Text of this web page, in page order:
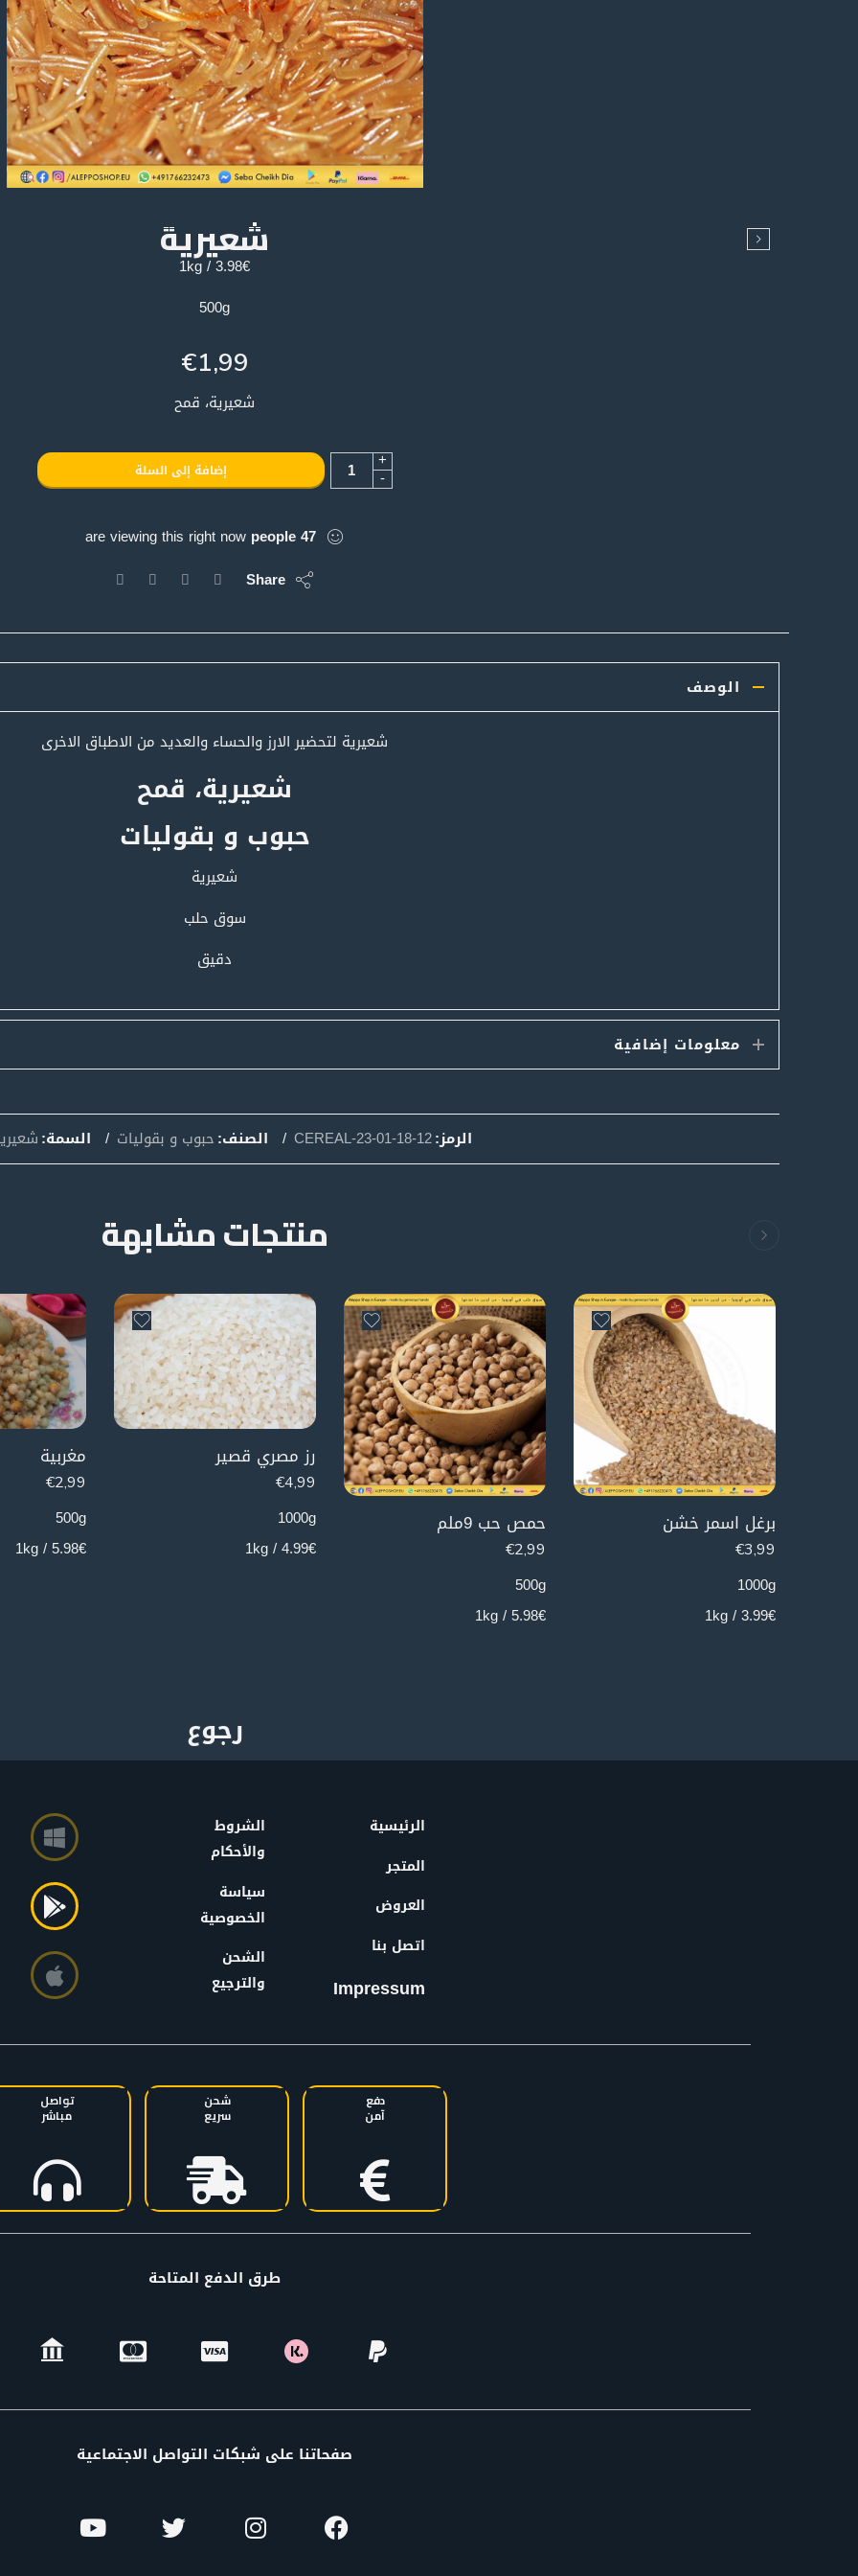
شعيرية
3.98€ / 1kg
500g
€1,99
شعيرية، قمح
+
- إضافة إلى السلة
47
people
are viewing this right now
Share
الوصف
شعيرية لتحضير الارز والحساء والعديد من الاطباق الاخرى
شعيرية، قمح
حبوب و بقوليات
شعيرية
سوق حلب
دقيق
معلومات إضافية
الرمز:CEREAL-23-01-18-12 الصنف:حبوب و بقوليات السمة:
منتجات مشابهة
برغل اسمر خشن
€3,99
1000g
3.99€ / 1kg
حمص حب 9ملم
€2,99
500g
5.98€ / 1kg
رز مصري قصير
€4,99
1000g
4.99€ / 1kg
مغربية
€2,99
500g
5.98€ / 1kg
الرئيسية
المتجر
العروض
اتصل بنا
Impressum
الشروط
والأحكام
سياسة
الخصوصية
الشحن
والترجيع
دفع
آمن
شحن
سريع
تواصل
مباشر
طرق الدفع المتاحة
صفحاتنا على شبكات التواصل الاجتماعية